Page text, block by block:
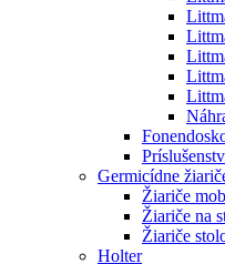
Germicídne
Žiariče
Žiariče na
Žiariče
Holter